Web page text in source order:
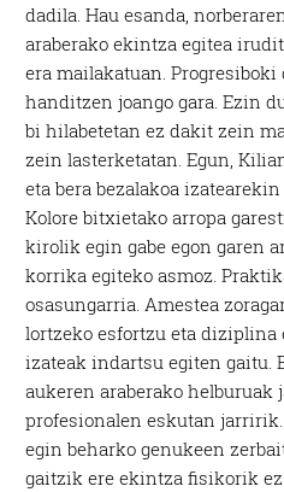
dadila. Hau esanda,
araberako ekintza egitea
era mailakatuan.
handitzen joango gara. Ezin
bi hilabetetan ez dakit zein
zein lasterketatan. Egun,
eta bera bezalakoa
Kolore bitxietako arropa
kirolik egin gabe egon garen
korrika egiteko asmoz.
osasungarria. Amestea
lortzeko esfortzu eta diziplina
izateak indartsu egiten gaitu.
aukeren araberako helburuak
profesionalen eskutan
egin beharko genukeen
gaitzik ere ekintza fisikorik